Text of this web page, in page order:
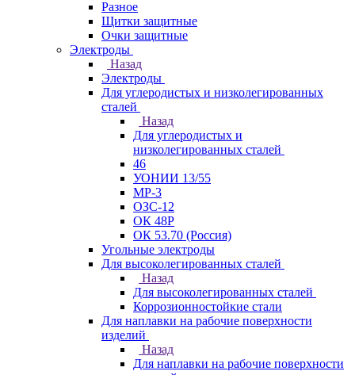
Разное
Щитки защитные
Очки защитные
Электроды
Назад
Электроды
Для углеродистых и низколегированных
сталей
Назад
Для углеродистых и
низколегированных сталей
46
УОНИИ 13/55
МР-3
ОЗС-12
ОК 48Р
ОК 53.70 (Россия)
Угольные электроды
Для высоколегированных сталей
Назад
Для высоколегированных сталей
Коррозионностойкие стали
Для наплавки на рабочие поверхности
изделий
Назад
Для наплавки на рабочие поверхности